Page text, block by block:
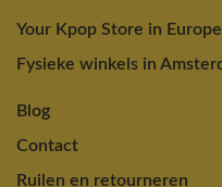
Your Kpop Store in
Fysieke winkels in
Blog
Contact
Ruilen en retourneren